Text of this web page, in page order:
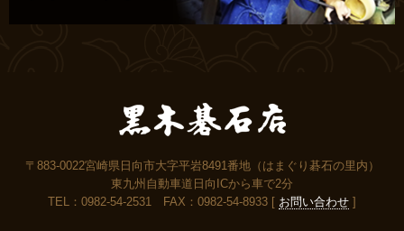
〒883-0022宮崎県日向市大字平岩8491番地（はまぐり碁石の里内）
東九州自動車道日向ICから車で2分
TEL：0982-54-2531 FAX：0982-54-8933 [ お問い合わせ ]